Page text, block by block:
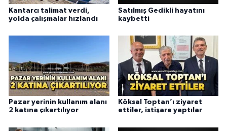
Kantarcı talimat verdi,
yolda çalışmalar hızlandı
Satılmış Gedikli hayatını
kaybetti
Pazar yerinin kullanım alanı
2 katına çıkartılıyor
Köksal Toptan’ı ziyaret
ettiler, istişare yaptılar